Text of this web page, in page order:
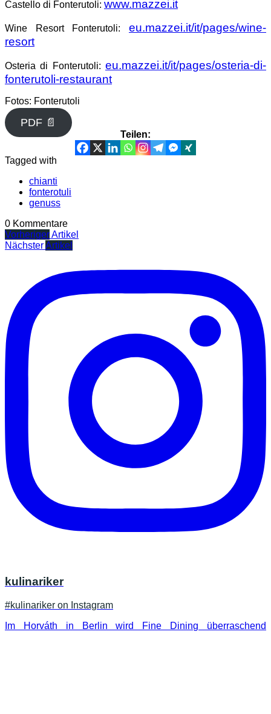
Castello di Fonterutoli: www.mazzei.it
Wine Resort Fonterutoli: eu.mazzei.it/it/pages/wine-
resort
Osteria di Fonterutoli: eu.mazzei.it/it/pages/osteria-di-
fonterutoli-restaurant
Fotos: Fonterutoli
PDF 📄
Teilen:
Tagged with
chianti
fonterotuli
genuss
0 Kommentare
VorherigerArtikel
NächsterArtikel
kulinariker
#kulinariker on Instagram
Im Horváth in Berlin wird Fine Dining überraschend